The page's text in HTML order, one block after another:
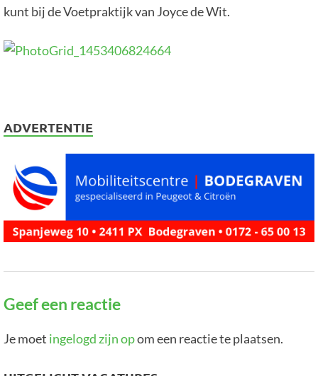
kunt bij de Voetpraktijk van Joyce de Wit.
ADVERTENTIE
Geef een reactie
Je moet ingelogd zijn opom een reactie te plaatsen.